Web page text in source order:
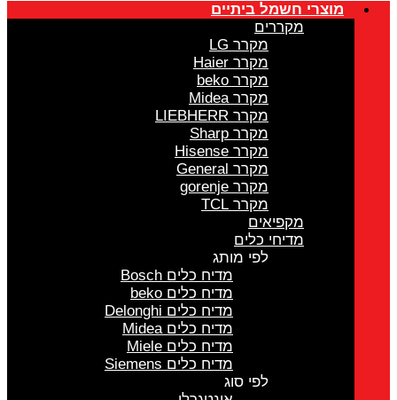
מוצרי חשמל ביתיים
מקררים
מקרר LG
מקרר Haier
מקרר beko
מקרר Midea
מקרר LIEBHERR
מקרר Sharp
מקרר Hisense
מקרר General
מקרר gorenje
מקרר TCL
מקפיאים
מדיחי כלים
לפי מותג
מדיח כלים Bosch
מדיח כלים beko
מדיח כלים Delonghi
מדיח כלים Midea
מדיח כלים Miele
מדיח כלים Siemens
לפי סוג